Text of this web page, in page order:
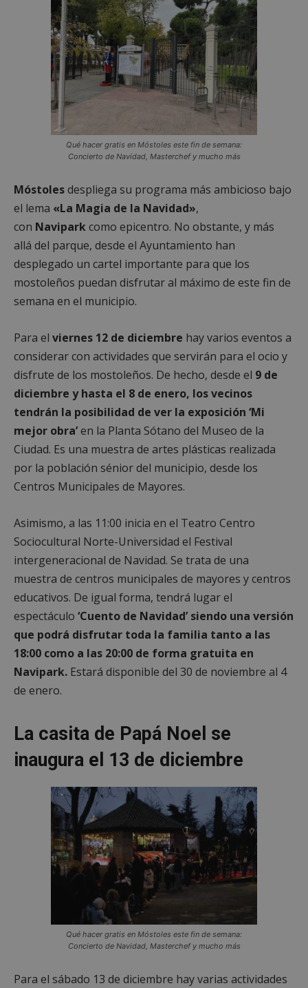
Qué hacer gratis en Móstoles este fin de semana:
Concierto de Navidad, Masterchef y mucho más
Móstolesdespliega su programa más ambicioso bajo
el lema «La Magia de la Navidad»,
con Naviparkcomo epicentro. No obstante, y más
allá del parque, desde el Ayuntamiento han
desplegado un cartel importante para que los
mostoleños puedan disfrutar al máximo de este fin de
semana en el municipio.
Para el viernes 12 de diciembre hay varios eventos a
considerar con actividades que servirán para el ocio y
disfrute de los mostoleños. De hecho, desde el 9 de
diciembre y hasta el 8 de enero, los vecinos
tendrán la posibilidad de ver la exposición ‘Mi
mejor obra’en la Planta Sótano del Museo de la
Ciudad. Es una muestra de artes plásticas realizada
por la población sénior del municipio, desde los
Centros Municipales de Mayores.
Asimismo, a las 11:00 inicia en el Teatro Centro
Sociocultural Norte-Universidad el Festival
intergeneracional de Navidad. Se trata de una
muestra de centros municipales de mayores y centros
educativos. De igual forma, tendrá lugar el
espectáculo ‘Cuento de Navidad’ siendo una versión
que podrá disfrutar toda la familia tanto a las
18:00 como a las 20:00 de forma gratuita en
Navipark. Estará disponible del 30 de noviembre al 4
de enero.
La casita de Papá Noel se
inaugura el 13 de diciembre
Qué hacer gratis en Móstoles este fin de semana:
Concierto de Navidad, Masterchef y mucho más
Para el sábado 13 de diciembre hay varias actividades